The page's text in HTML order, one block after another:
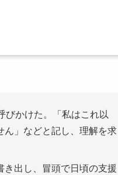
びかけた。「私はこれ以
ん」などと記し、理解を求
き出し、冒頭で日頃の支援